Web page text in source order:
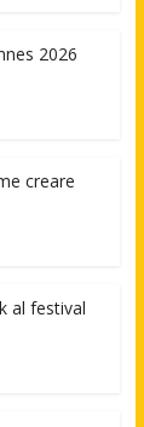
2026
creare
al festival